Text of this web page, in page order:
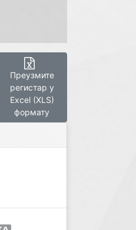
Преузмите
регистар у
Excel (XLS)
формату